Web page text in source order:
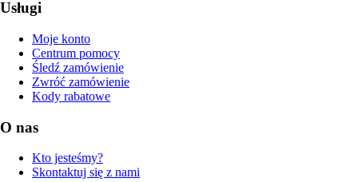
Usługi
Moje konto
Centrum pomocy
Śledź zamówienie
Zwróć zamówienie
Kody rabatowe
O nas
Kto jesteśmy?
Skontaktuj się z nami